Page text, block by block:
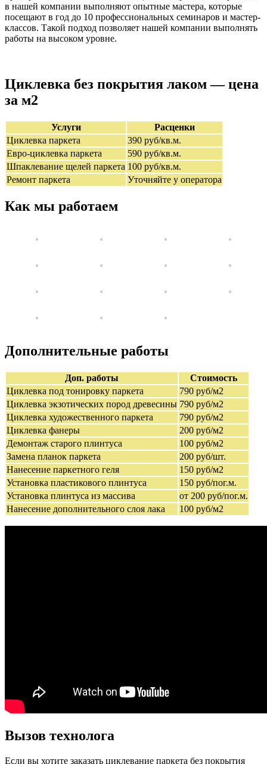
в нашей компании выполняют опытные мастера, которые
посещают в год до 10 профессиональных семинаров и мастер-
классов. Такой подход позволяет нашей компании выполнять
работы на высоком уровне.
Циклевка без покрытия лаком — цена
за м2
Услуги
Расценки
Циклевка паркета
390 руб/кв.м.
Евро-циклевка паркета
590 руб/кв.м.
Шпаклевание щелей паркета 100 руб/кв.м.
Ремонт паркета
Уточняйте у оператора
Как мы работаем
Дополнительные работы
Доп. работы
Стоимость
Циклевка под тонировку паркета
790 руб/м2
Циклевка экзотических пород древесины 790 руб/м2
Циклевка художественного паркета
790 руб/м2
Циклевка фанеры
200 руб/м2
Демонтаж старого плинтуса
100 руб/м2
Замена планок паркета
200 руб/шт.
Нанесение паркетного геля
150 руб/м2
Установка пластикового плинтуса
150 руб/пог.м.
Установка плинтуса из массива
от 200 руб/пог.м.
Нанесение дополнительного слоя лака
100 руб/м2
Вызов технолога
Если вы хотите заказать циклевание паркета без покрытия